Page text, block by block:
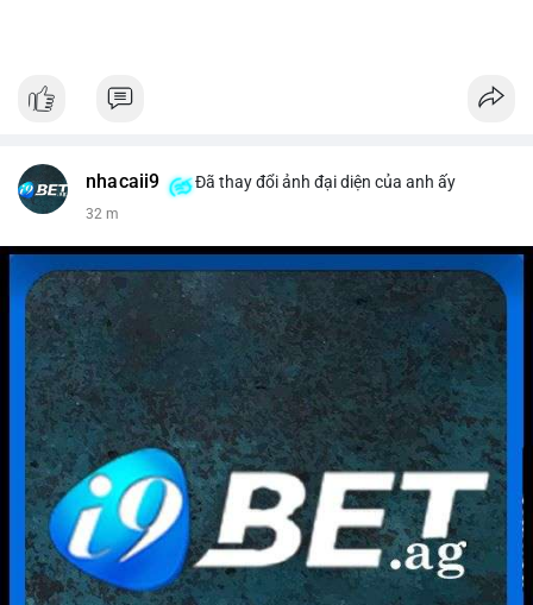
nhacaii9 Đã thay đổi ảnh đại diện của anh ấy
32 m